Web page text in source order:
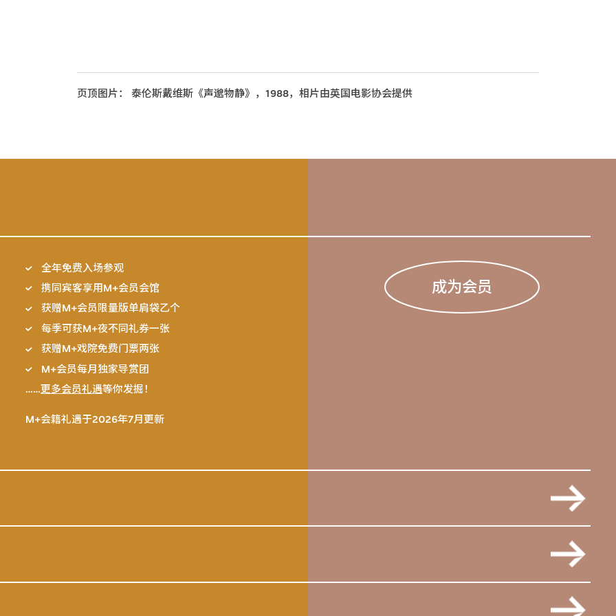
页顶图片： 泰伦斯戴维斯《声邈物静》，1988，相片由英国电影协会提供
全年免费入场参观
携同宾客享用M+会员会馆
获赠M+会员限量版单肩袋乙个
每季可获M+夜不同礼券一张
获赠M+戏院免费门票两张
M+会员每月独家导赏团
……更多会员礼遇等你发掘！
M+会籍礼遇于2026年7月更新
成为会员